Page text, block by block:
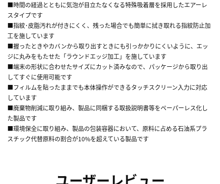
■時間の経過とともに気泡が目立たなくなる特殊吸着層を採用したエアーレ
スタイプです
■指紋･皮脂汚れが付きにくく、残った場合でも簡単に拭き取れる指紋防止加
工を施しています
■握ったときやカバンから取り出すときにも引っかかりにくいように、エッ
ジに丸みをもたせた「ラウンドエッジ加工」を施しています
■端末の形状に合わせたサイズにカット済みなので、パッケージから取り出
してすぐに使用可能です
■フィルムを貼ったままでも本体操作ができるタッチスクリーン入力に対応
しています
■廃棄物削減に取り組み、製品に同梱する取扱説明書等をペーパーレス化し
た製品です
■環境保全に取り組み、製品の包装容器において、原料に占める石油系プラ
スチック代替原料の割合が10%を超えている製品です